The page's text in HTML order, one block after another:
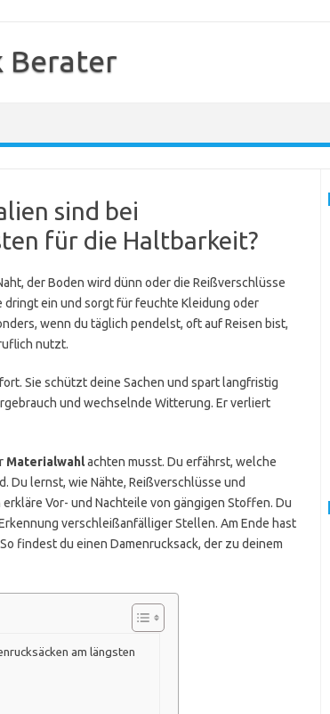
Berater
sind bei
für die Haltbarkeit?
der Boden wird dünn oder die Reißverschlüsse
dringt ein und sorgt für feuchte Kleidung oder
wenn du täglich pendelst, oft auf Reisen bist,
nutzt.
Sie schützt deine Sachen und spart langfristig
und wechselnde Witterung. Er verliert
Materialwahlachten musst. Du erfährst, welche
Du lernst, wie Nähte, Reißverschlüsse und
Vor- und Nachteile von gängigen Stoffen. Du
verschleißanfälliger Stellen. Am Ende hast
findest du einen Damenrucksack, der zu deinem
am längsten